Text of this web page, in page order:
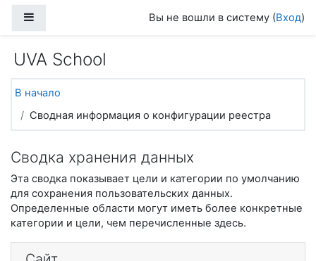
Вы не вошли в систему (Вход)
UVA School
В начало
Сводная информация о конфигурации реестра
Сводка хранения данных
Эта сводка показывает цели и категории по умолчанию
для сохранения пользовательских данных.
Определенные области могут иметь более конкретные
категории и цели, чем перечисленные здесь.